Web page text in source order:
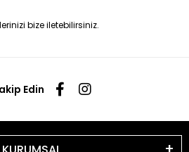
bize iletebilirsiniz.
Edin